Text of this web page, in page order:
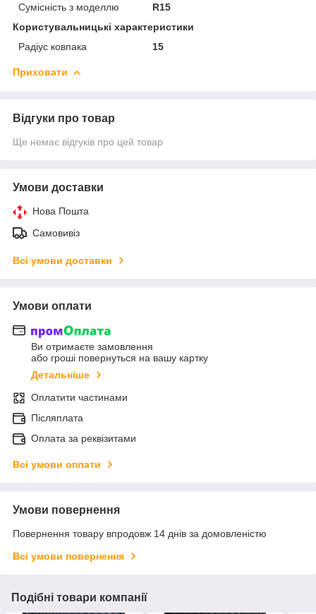
Сумісність з моделлю
R15
Користувальницькі характеристики
Радіус ковпака
15
Приховати
Відгуки про товар
Ще немає відгуків про цей товар
Умови доставки
Нова Пошта
Самовивіз
Всі умови доставки
Умови оплати
Ви отримаєте замовлення
або гроші повернуться на вашу картку
Детальніше
Оплатити частинами
Післяплата
Оплата за реквізитами
Всі умови оплати
Умови повернення
Повернення товару впродовж 14 днів за домовленістю
Всі умови повернення
Подібні товари компанії